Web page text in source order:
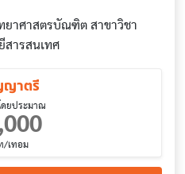
ยาศาสตรบัณฑิต สาขาวิชา
สารสนเทศ
าตรี
ดยประมาณ
/เทอม